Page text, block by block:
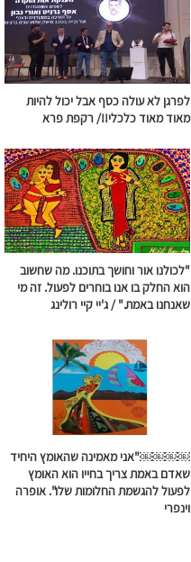
לפרגן לא עולה כסף אבל יכול להיות
מאוד מאוד כלכלי!!/ רקפת פרא
"לכולנו אור וחושך בתוכנו. מה שחשוב
הוא החלק בו אנו בוחרים לפעול. זה מי
שאנחנו באמת." / ג'יי קיי רולינג
￼￼￼￼"אני מאמינה שהאומץ היחיד
שאדם באמת צריך בחייו הוא האומץ
לפעול להגשמת החלומות שלו". אופרה
וינפרי